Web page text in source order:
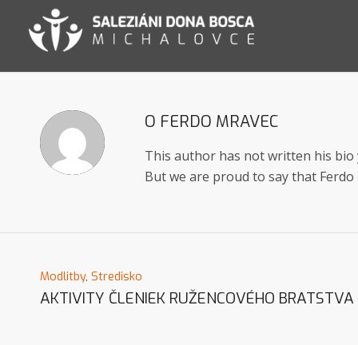
O FERDO MRAVEC
This author has not written his bio
But we are proud to say that
Modlitby, Stredisko
AKTIVITY ČLENIEK RUŽENCOVÉHO